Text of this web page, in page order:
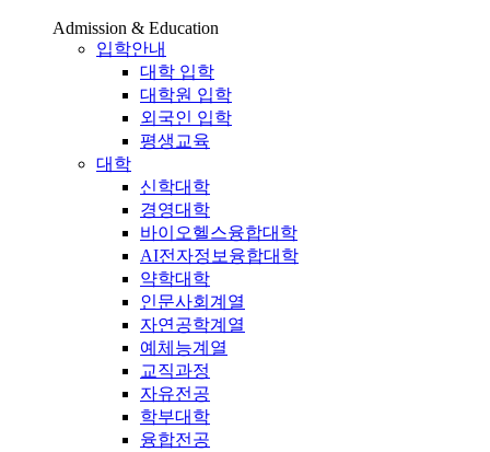
Admission & Education
입학안내
대학 입학
대학원 입학
외국인 입학
평생교육
대학
신학대학
경영대학
바이오헬스융합대학
AI전자정보융합대학
약학대학
인문사회계열
자연공학계열
예체능계열
교직과정
자유전공
학부대학
융합전공